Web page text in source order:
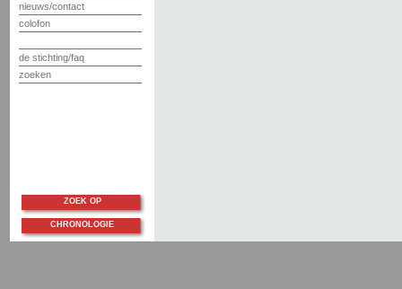
nieuws/contact
colofon
de stichting/faq
zoeken
ZOEK OP
CHRONOLOGIE